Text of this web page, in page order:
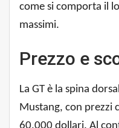
come si comporta il
massimi.
Prezzo e
La GT è la spina
Mustang, con prezzi